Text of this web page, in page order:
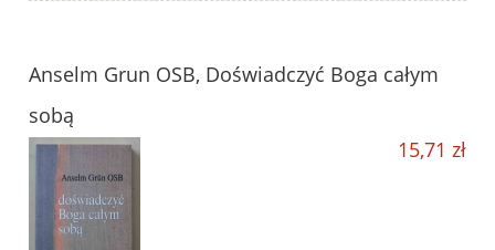
Anselm Grun OSB, Doświadczyć Boga całym
sobą
15,71 zł